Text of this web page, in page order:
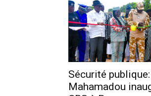
Sécurité
Mahamadou